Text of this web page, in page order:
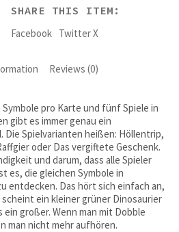
SHARE THIS ITEM:
Facebook Twitter X
Reviews (0)
pro Karte und fünf Spiele in
gibt es immer genau ein
Die Spielvarianten heißen: Höllentrip,
oder Das vergiftete Geschenk.
und darum, dass alle Spieler
es, die gleichen Symbole in
entdecken. Das hört sich einfach an,
ein kleiner grüner Dinosaurier
großer. Wenn man mit Dobble
man nicht mehr aufhören.